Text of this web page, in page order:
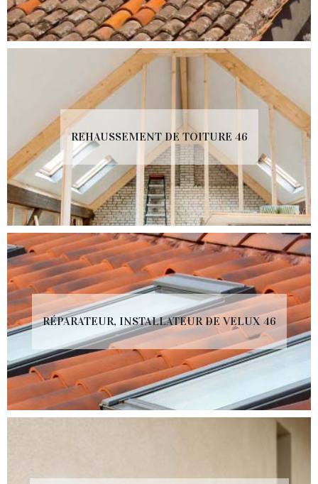
REHAUSSEMENT DE TOITURE 46
RÉPARATEUR, INSTALLATEUR DE VELUX 46